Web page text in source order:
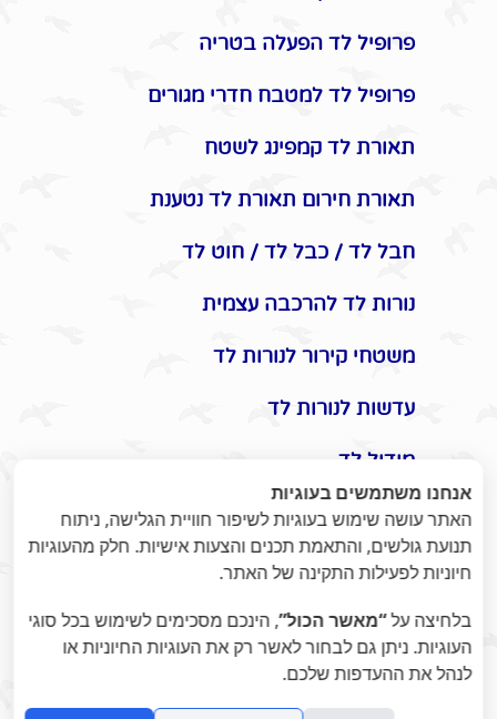
פרופיל לד הפעלה בטריה
פרופיל לד למטבח חדרי מגורים
תאורת לד קמפינג לשטח
תאורת חירום תאורת לד נטענת
חבל לד / כבל לד / חוט לד
נורות לד להרכבה עצמית
משטחי קירור לנורות לד
עדשות לנורות לד
מודול לד
אביזרים משלימים לתאורת לד
תקעים / שקעים / שעון שבת
מונלד
אומנות היופי בתאורת לד -
ומוצרי נוי לעיצוב הבית / משרד
אנחנו משתמשים בעוגיות
האתר עושה שימוש בעוגיות לשיפור חוויית הגלישה, ניתוח
תנועת גולשים, והתאמת תכנים והצעות אישיות. חלק מהעוגיות
חיוניות לפעילות התקינה של האתר.
בלחיצה על“מאשר הכול”, הינכם מסכימים לשימוש בכל סוגי
העוגיות. ניתן גם לבחור לאשר רק את העוגיות החיוניות או
לנהל את ההעדפות שלכם.